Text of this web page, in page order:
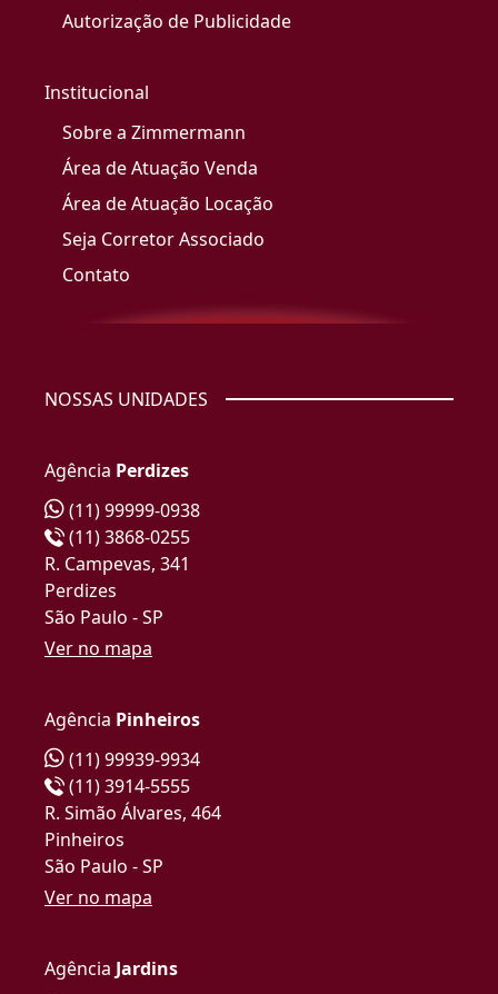
Autorização de Publicidade
Institucional
Sobre a Zimmermann
Área de Atuação Venda
Área de Atuação Locação
Seja Corretor Associado
Contato
NOSSAS UNIDADES
Agência Perdizes
(11) 99999-0938
(11) 3868-0255
R. Campevas, 341
Perdizes
São Paulo - SP
Ver no mapa
Agência Pinheiros
(11) 99939-9934
(11) 3914-5555
R. Simão Álvares, 464
Pinheiros
São Paulo - SP
Ver no mapa
Agência Jardins